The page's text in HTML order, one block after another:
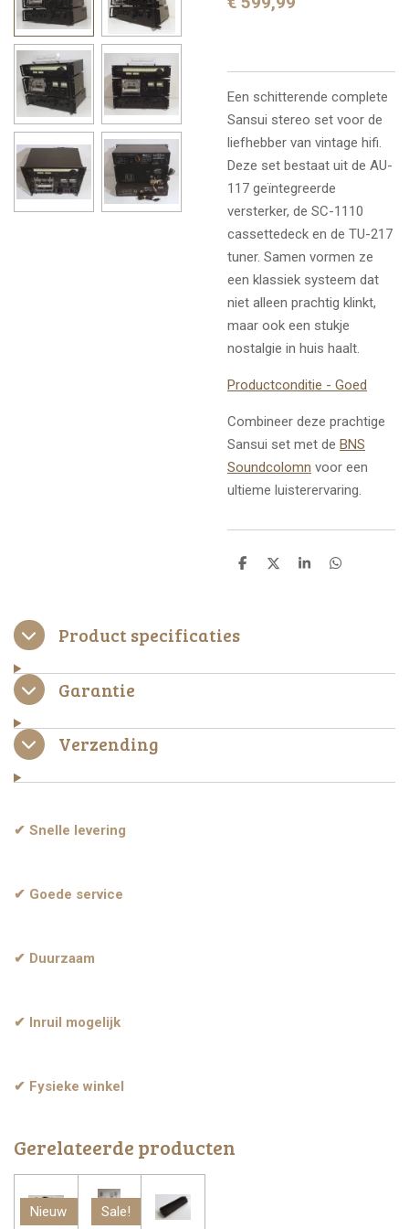
Een schitterende complete
Sansui stereo set voor de
liefhebber van vintage hifi.
Deze set bestaat uit de AU-
117 geïntegreerde
versterker, de SC-1110
cassettedeck en de TU-217
tuner. Samen vormen ze
een klassiek systeem dat
niet alleen prachtig klinkt,
maar ook een stukje
nostalgie in huis haalt.
Productconditie - Goed
Combineer deze prachtige
Sansui set met de BNS
Soundcolomn voor een
ultieme luisterervaring.
D
D
S
D
Product specificaties
Garantie
Verzending
✔ Snelle levering
✔ Goede service
✔ Duurzaam
✔ Inruil mogelijk
✔ Fysieke winkel
Gerelateerde producten
Nieuw Sale!